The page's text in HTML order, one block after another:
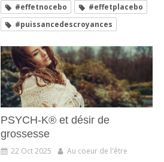
#effetnocebo
#effetplacebo
#puissancedescroyances
PSYCH-K® et désir de
grossesse
22 Oct 2025 Au coeur de l'être